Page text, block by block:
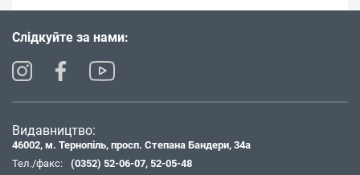
Слідкуйте за нами:
Видавництво:
46002, м. Тернопіль, просп. Степана Бандери, 34а
Тел./факс:
(0352) 52-06-07, 52-05-48